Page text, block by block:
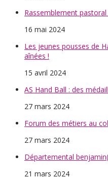
Rassemblement
16 mai 2024
Les jeunes pousses de
aînées !
15 avril 2024
AS Hand Ball : des
27 mars 2024
Forum des métiers au
27 mars 2024
Départemental
21 mars 2024